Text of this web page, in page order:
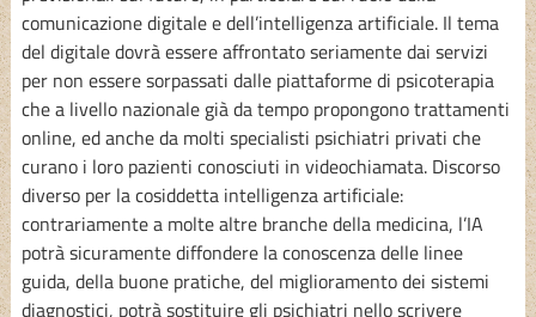
comunicazione digitale e dell’intelligenza artificiale. Il tema
del digitale dovrà essere affrontato seriamente dai servizi
per non essere sorpassati dalle piattaforme di psicoterapia
che a livello nazionale già da tempo propongono trattamenti
online, ed anche da molti specialisti psichiatri privati che
curano i loro pazienti conosciuti in videochiamata. Discorso
diverso per la cosiddetta intelligenza artificiale:
contrariamente a molte altre branche della medicina, l’IA
potrà sicuramente diffondere la conoscenza delle linee
guida, della buone pratiche, del miglioramento dei sistemi
diagnostici, potrà sostituire gli psichiatri nello scrivere